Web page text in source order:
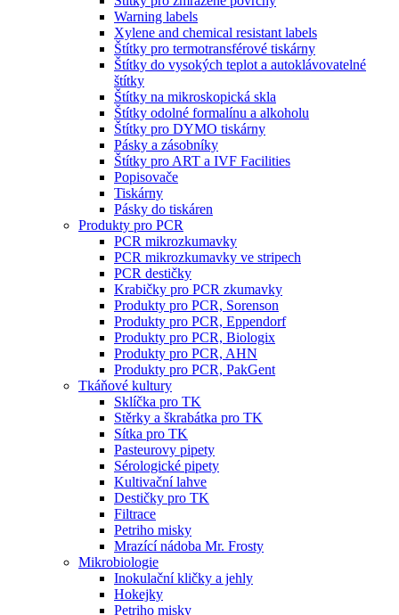
Warning labels
Xylene and chemical resistant labels
Štítky pro termotransférové tiskárny
Štítky do vysokých teplot a autoklávovatelné
štítky
Štítky na mikroskopická skla
Štítky odolné formalínu a alkoholu
Štítky pro DYMO tiskárny
Pásky a zásobníky
Štítky pro ART a IVF Facilities
Popisovače
Tiskárny
Pásky do tiskáren
Produkty pro PCR
PCR mikrozkumavky
PCR mikrozkumavky ve stripech
PCR destičky
Krabičky pro PCR zkumavky
Produkty pro PCR, Sorenson
Produkty pro PCR, Eppendorf
Produkty pro PCR, Biologix
Produkty pro PCR, AHN
Produkty pro PCR, PakGent
Tkáňové kultury
Sklíčka pro TK
Stěrky a škrabátka pro TK
Sítka pro TK
Pasteurovy pipety
Sérologické pipety
Kultivační lahve
Destičky pro TK
Filtrace
Petriho misky
Mrazící nádoba Mr. Frosty
Mikrobiologie
Inokulační kličky a jehly
Hokejky
Petriho misky